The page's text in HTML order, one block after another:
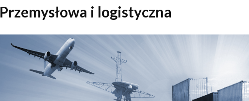
Przemysłowa i logistyczna